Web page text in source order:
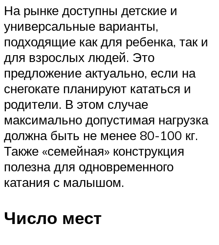
На рынке доступны детские и
универсальные варианты,
подходящие как для ребенка, так и
для взрослых людей. Это
предложение актуально, если на
снегокате планируют кататься и
родители. В этом случае
максимально допустимая нагрузка
должна быть не менее 80-100 кг.
Также «семейная» конструкция
полезна для одновременного
катания с малышом.
Число мест